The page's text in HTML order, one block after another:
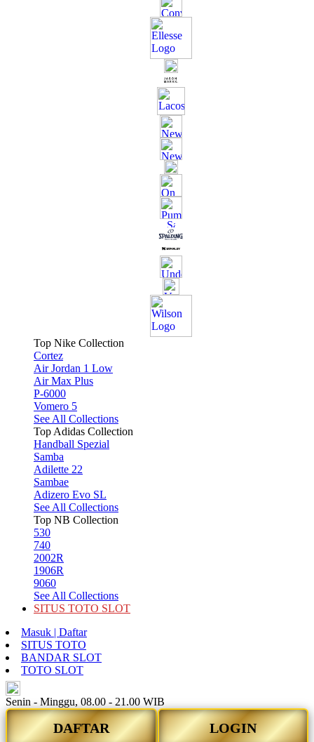
Top Nike Collection
Cortez
Air Jordan 1 Low
Air Max Plus
P-6000
Vomero 5
See All Collections
Top Adidas Collection
Handball Spezial
Samba
Adilette 22
Sambae
Adizero Evo SL
See All Collections
Top NB Collection
530
740
2002R
1906R
9060
See All Collections
SITUS TOTO SLOT
Masuk | Daftar
SITUS TOTO
BANDAR SLOT
TOTO SLOT
Senin - Minggu, 08.00 - 21.00 WIB
DAFTAR LOGIN